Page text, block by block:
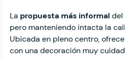
La propuesta más informaldel
pero manteniendo intacta la
Ubicada en pleno centro,
con una decoración muy